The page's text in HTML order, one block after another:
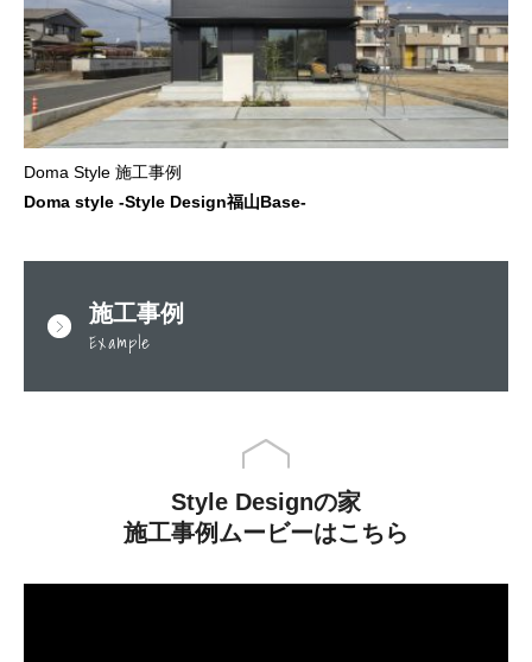
Doma Style 施工事例
Doma style -Style Design福山Base-
施工事例
Example
Style Designの家
施工事例ムービーはこちら